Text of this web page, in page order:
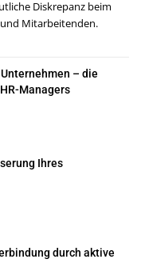
Diskrepanz beim
Mitarbeitenden.
– die
Managers
Ihres
durch aktive